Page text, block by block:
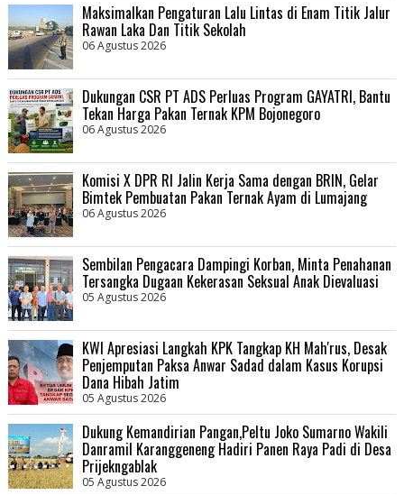
Maksimalkan Pengaturan Lalu Lintas di Enam Titik Jalur
Rawan Laka Dan Titik Sekolah
06 Agustus 2026
Dukungan CSR PT ADS Perluas Program GAYATRI, Bantu
Tekan Harga Pakan Ternak KPM Bojonegoro
06 Agustus 2026
Komisi X DPR RI Jalin Kerja Sama dengan BRIN, Gelar
Bimtek Pembuatan Pakan Ternak Ayam di Lumajang
06 Agustus 2026
Sembilan Pengacara Dampingi Korban, Minta Penahanan
Tersangka Dugaan Kekerasan Seksual Anak Dievaluasi
05 Agustus 2026
KWI Apresiasi Langkah KPK Tangkap KH Mah'rus, Desak
Penjemputan Paksa Anwar Sadad dalam Kasus Korupsi
Dana Hibah Jatim
05 Agustus 2026
Dukung Kemandirian Pangan,Peltu Joko Sumarno Wakili
Danramil Karanggeneng Hadiri Panen Raya Padi di Desa
Prijekngablak
05 Agustus 2026